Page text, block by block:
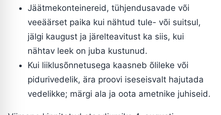
Jäätmekonteinereid, tühjendusavade või
veeäärset paika kui nähtud tule- või suitsul,
jälgi kaugust ja järelteavitust ka siis, kui
nähtav leek on juba kustunud.
Kui liiklusõnnetusega kaasneb õlileke või
pidurivedelik, ära proovi iseseisvalt hajutada
vedelikke; märgi ala ja oota ametnike juhiseid.